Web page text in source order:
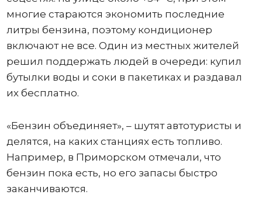
многие стараются экономить последние
литры бензина, поэтому кондиционер
включают не все. Один из местных жителей
решил поддержать людей в очереди: купил
бутылки воды и соки в пакетиках и раздавал
их бесплатно.
«Бензин объединяет», – шутят автотуристы и
делятся, на каких станциях есть топливо.
Например, в Приморском отмечали, что
бензин пока есть, но его запасы быстро
заканчиваются.